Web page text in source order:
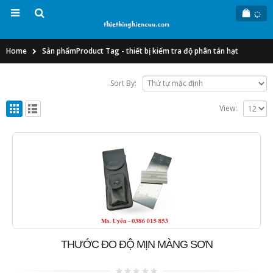
Home Sản phẩmProduct Tag -thiết bị kiểm tra độ phân tán hạt
Sort By:
View:
THƯỚC ĐO ĐỘ MỊN MÀNG SƠN